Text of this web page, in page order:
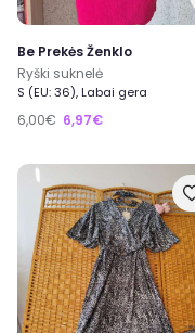
Be Prekės Ženklo
Ryški suknelė
S (EU: 36), Labai gera
6,00€ 6,97€